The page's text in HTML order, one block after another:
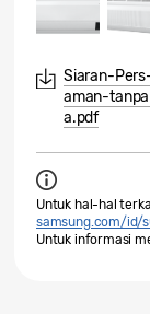
Siaran-
aman-
a.pdf
Untuk hal-hal
samsung.com/id/
Untuk informasi